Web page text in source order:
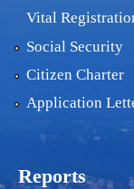
Vital
Social Security
Citizen Charter
Application
Reports